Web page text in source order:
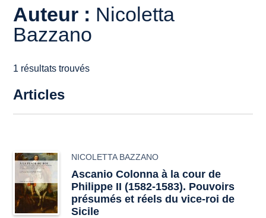
Auteur : Nicoletta
Bazzano
1 résultats trouvés
Articles
NICOLETTA BAZZANO
Ascanio Colonna à la cour de
Philippe II (1582-1583). Pouvoirs
présumés et réels du vice-roi de
Sicile